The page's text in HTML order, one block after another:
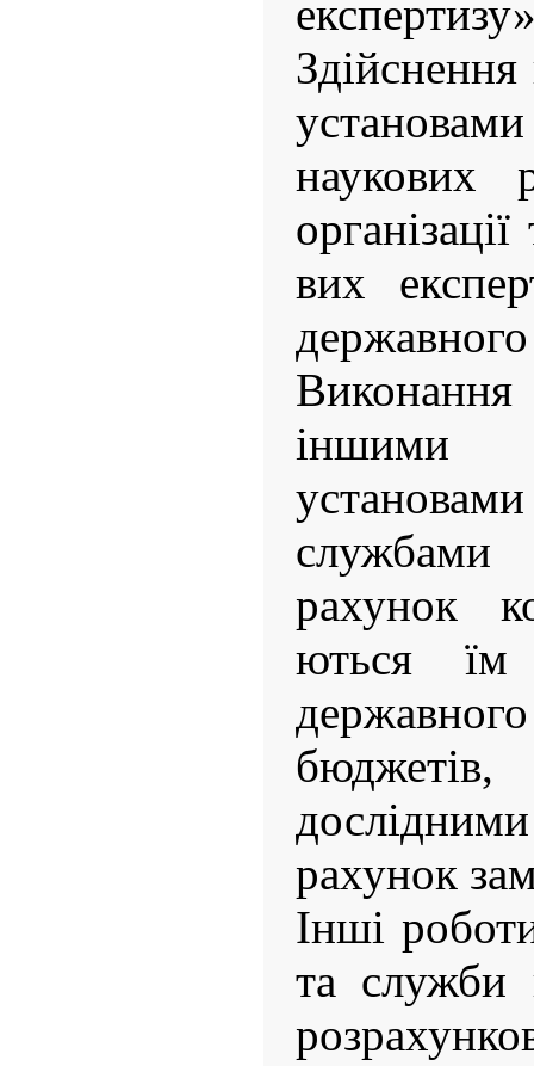
наукових
вих
Виконання
іншими
рахунок
ються
рахунок
Інші
та служби